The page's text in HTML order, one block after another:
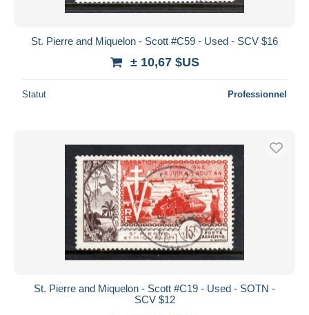
St. Pierre and Miquelon - Scott #C59 - Used - SCV $16
± 10,67 $US
Statut Professionnel
St. Pierre and Miquelon - Scott #C19 - Used - SOTN -
SCV $12